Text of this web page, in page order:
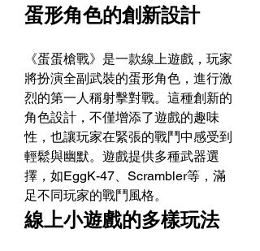
蛋形角色的創新設計
《蛋蛋槍戰》是一款線上遊戲，玩家
將扮演全副武裝的蛋形角色，進行激
烈的第一人稱射擊對戰。​這種創新的
角色設計，不僅增添了遊戲的趣味
性，也讓玩家在緊張的戰鬥中感受到
輕鬆與幽默。​遊戲提供多種武器選
擇，如EggK-47、Scrambler等，滿
足不同玩家的戰鬥風格。
線上小遊戲的多樣玩法